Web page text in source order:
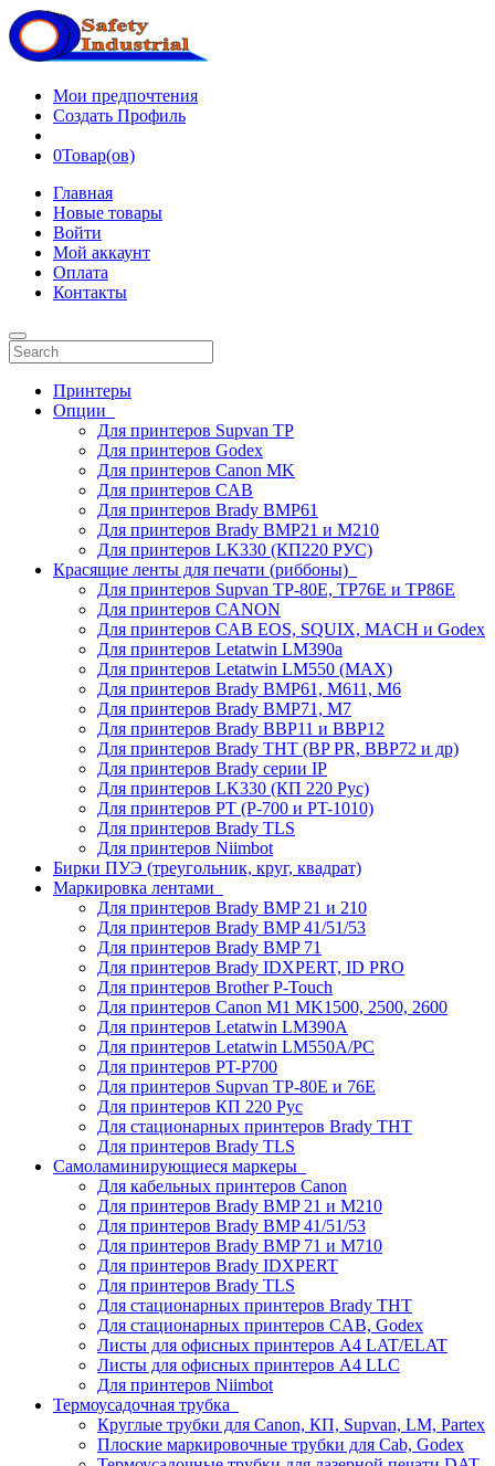
Мои предпочтения
Создать Профиль
0Товар(ов)
Главная
Новые товары
Войти
Мой аккаунт
Оплата
Контакты
Принтеры
Опции
Для принтеров Supvan TP
Для принтеров Godex
Для принтеров Canon MK
Для принтеров CAB
Для принтеров Brady BMP61
Для принтеров Brady BMP21 и M210
Для принтеров LK330 (КП220 РУС)
Красящие ленты для печати (риббоны)
Для принтеров Supvan TP-80E, TP76E и TP86E
Для принтеров CANON
Для принтеров CAB EOS, SQUIX, MACH и Godex
Для принтеров Letatwin LM390a
Для принтеров Letatwin LM550 (MAX)
Для принтеров Brady BMP61, M611, M6
Для принтеров Brady BMP71, M7
Для принтеров Brady BBP11 и BBP12
Для принтеров Brady THT (BP PR, BBP72 и др)
Для принтеров Brady серии IP
Для принтеров LK330 (КП 220 Рус)
Для принтеров PT (P-700 и PT-1010)
Для принтеров Brady TLS
Для принтеров Niimbot
Бирки ПУЭ (треугольник, круг, квадрат)
Маркировка лентами
Для принтеров Brady BMP 21 и 210
Для принтеров Brady BMP 41/51/53
Для принтеров Brady BMP 71
Для принтеров Brady IDXPERT, ID PRO
Для принтеров Brother P-Touch
Для принтеров Canon M1 MK1500, 2500, 2600
Для принтеров Letatwin LM390A
Для принтеров Letatwin LM550A/PC
Для принтеров PT-P700
Для принтеров Supvan TP-80E и 76E
Для принтеров КП 220 Рус
Для стационарных принтеров Brady THT
Для принтеров Brady TLS
Самоламинирующиеся маркеры
Для кабельных принтеров Canon
Для принтеров Brady BMP 21 и M210
Для принтеров Brady BMP 41/51/53
Для принтеров Brady BMP 71 и M710
Для принтеров Brady IDXPERT
Для принтеров Brady TLS
Для стационарных принтеров Brady THT
Для стационарных принтеров CAB, Godex
Листы для офисных принтеров А4 LAT/ELAT
Листы для офисных принтеров А4 LLC
Для принтеров Niimbot
Термоусадочная трубка
Круглые трубки для Canon, КП, Supvan, LM, Partex
Плоские маркировочные трубки для Cab, Godex